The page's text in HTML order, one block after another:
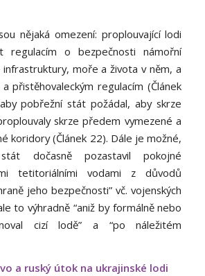
nějaká omezení: proplouvající lodi
regulacím o bezpečnosti námořní
moře a života v něm, a
přistěhovaleckým regulacím (Článek
pobřežní stát požádal, aby skrze
skrze předem vymezené a
koridory (Článek 22). Dále je možné,
dočasně pozastavil pokojné
tetitoriálními vodami z důvodů
jeho bezpečnosti” vč. vojenských
to výhradně “aniž by formálně nebo
cizí lodě” a “po náležitém
a ruský útok na ukrajinské lodi